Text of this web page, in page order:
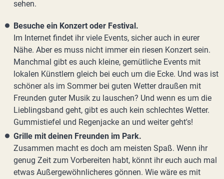
sehen.
Besuche ein Konzert oder Festival.
Im Internet findet ihr viele Events, sicher auch in eurer
Nähe. Aber es muss nicht immer ein riesen Konzert sein.
Manchmal gibt es auch kleine, gemütliche Events mit
lokalen Künstlern gleich bei euch um die Ecke. Und was ist
schöner als im Sommer bei guten Wetter draußen mit
Freunden guter Musik zu lauschen? Und wenn es um die
Lieblingsband geht, gibt es auch kein schlechtes Wetter.
Gummistiefel und Regenjacke an und weiter geht's!
Grille mit deinen Freunden im Park.
Zusammen macht es doch am meisten Spaß. Wenn ihr
genug Zeit zum Vorbereiten habt, könnt ihr euch auch mal
etwas Außergewöhnlicheres gönnen. Wie wäre es mit